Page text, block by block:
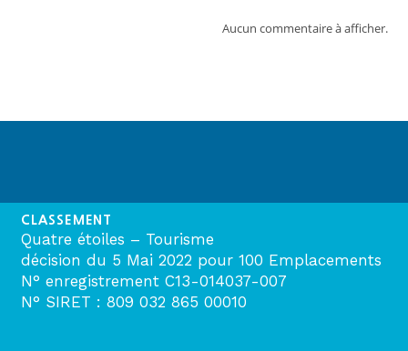
Aucun commentaire à afficher.
CLASSEMENT
Quatre étoiles – Tourisme
décision du 5 Mai 2022 pour 100 Emplacements
N° enregistrement C13-014037-007
N° SIRET : 809 032 865 00010